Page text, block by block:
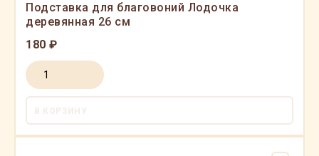
Подставка для благовоний Лодочка
деревянная 26 см
180 ₽
В КОРЗИНУ